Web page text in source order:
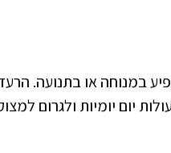
במנוחה או בתנועה.
יום יומיות ולגרום